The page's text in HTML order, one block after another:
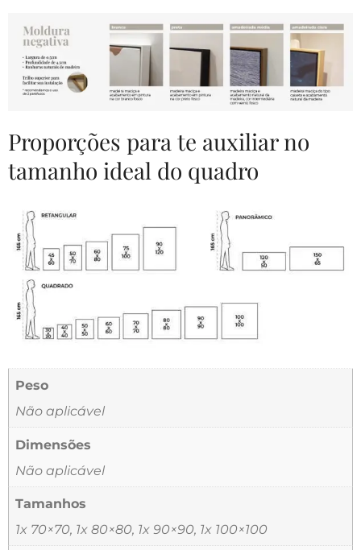
Proporções para te auxiliar no
tamanho ideal do quadro
Peso
Não aplicável
Dimensões
Não aplicável
Tamanhos
1x 70×70, 1x 80×80, 1x 90×90, 1x 100×100